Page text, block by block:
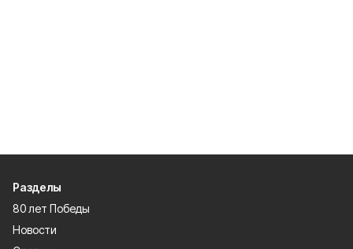
Разделы
80 лет Победы
Новости